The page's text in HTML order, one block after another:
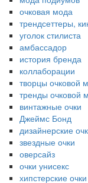
очковая мода
трендсеттеры,
уголок стилиста
амбассадор
история бренда
коллаборации
творцы очковой
тренды очковой
винтажные очки
Джеймс Бонд
дизайнерские
звездные очки
оверсайз
очки унисекс
хипстерские очки